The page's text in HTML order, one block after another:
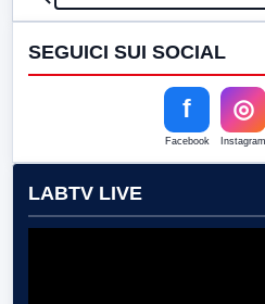
SEGUICI SUI SOCIAL
f
Facebook
◎
Instagram
LABTV LIVE